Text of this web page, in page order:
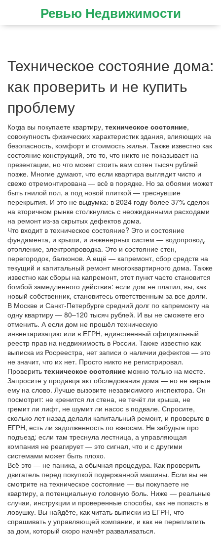
Ревью Недвижимости
Техническое состояние дома:
как проверить и не купить
проблему
Когда вы покупаете квартиру, техническое состояние,
совокупность физических характеристик здания, влияющих на
безопасность, комфорт и стоимость жилья. Также известно как
состояние конструкций, это то, что никто не показывает на
презентации, но что может стоить вам сотен тысяч рублей
позже. Многие думают, что если квартира выглядит чисто и
свежо отремонтирована — всё в порядке. Но за обоями может
быть гнилой пол, а под новой плиткой — треснувшие
перекрытия. И это не выдумка: в 2024 году более 37% сделок
на вторичном рынке столкнулись с неожиданными расходами
на ремонт из-за скрытых дефектов дома.
Что входит в техническое состояние? Это и состояние
фундамента, и крыши, и инженерных систем — водопровод,
отопление, электропроводка. Это и состояние стен,
перегородок, балконов. А ещё — капремонт, сбор средств на
текущий и капитальный ремонт многоквартирного дома. Также
известно как сборы на капремонт, этот пункт часто становится
бомбой замедленного действия: если дом не платил, вы, как
новый собственник, становитесь ответственным за все долги.
В Москве и Санкт-Петербурге средний долг по капремонту на
одну квартиру — 80–120 тысяч рублей. И вы не сможете его
отменить. А если дом не прошёл техническую
инвентаризацию или в ЕГРН, единственный официальный
реестр прав на недвижимость в России. Также известно как
выписка из Росреестра, нет записи о наличии дефектов — это
не значит, что их нет. Просто никто не регистрировал.
Проверить техническое состояние можно только на месте.
Запросите у продавца акт обследования дома — но не верьте
ему на слово. Лучше вызовите независимого инспектора. Он
посмотрит: не кренится ли стена, не течёт ли крыша, не
гремит ли лифт, не шумит ли насос в подвале. Спросите,
сколько лет назад делали капитальный ремонт, и проверьте в
ЕГРН, есть ли задолженность по взносам. Не забудьте про
подъезд: если там треснула лестница, а управляющая
компания не реагирует — это сигнал, что и с другими
системами может быть плохо.
Всё это — не паника, а обычная процедура. Как проверить
двигатель перед покупкой подержанной машины. Если вы не
смотрите на техническое состояние — вы покупаете не
квартиру, а потенциальную головную боль. Ниже — реальные
случаи, инструкции и проверенные способы, как не попасть в
ловушку. Вы найдёте, как читать выписки из ЕГРН, что
спрашивать у управляющей компании, и как не переплатить
за дом, который скоро начнёт разваливаться.